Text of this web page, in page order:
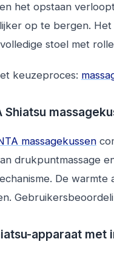
het opstaan
op te bergen.
stoel met
keuzeproces:
Shiatsu
massagekussen
drukpuntmassage
De
apparaat met